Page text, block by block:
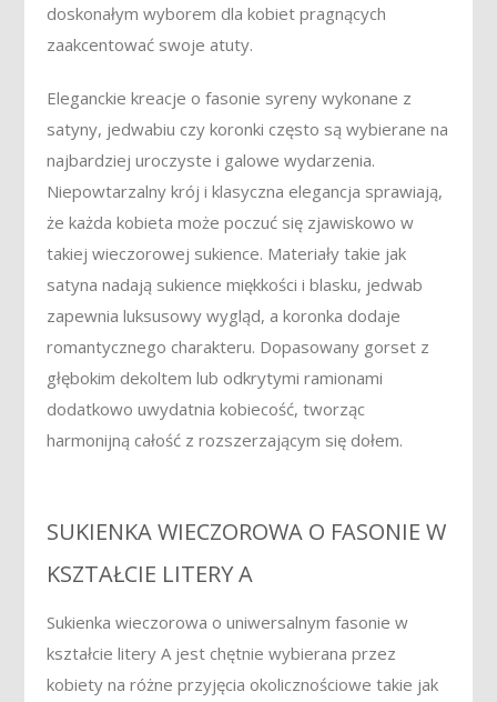
doskonałym wyborem dla kobiet pragnących
zaakcentować swoje atuty.
Eleganckie kreacje o fasonie syreny wykonane z
satyny, jedwabiu czy koronki często są wybierane na
najbardziej uroczyste i galowe wydarzenia.
Niepowtarzalny krój i klasyczna elegancja sprawiają,
że każda kobieta może poczuć się zjawiskowo w
takiej wieczorowej sukience. Materiały takie jak
satyna nadają sukience miękkości i blasku, jedwab
zapewnia luksusowy wygląd, a koronka dodaje
romantycznego charakteru. Dopasowany gorset z
głębokim dekoltem lub odkrytymi ramionami
dodatkowo uwydatnia kobiecość, tworząc
harmonijną całość z rozszerzającym się dołem.
SUKIENKA WIECZOROWA O FASONIE W
KSZTAŁCIE LITERY A
Sukienka wieczorowa o uniwersalnym fasonie w
kształcie litery A jest chętnie wybierana przez
kobiety na różne przyjęcia okolicznościowe takie jak